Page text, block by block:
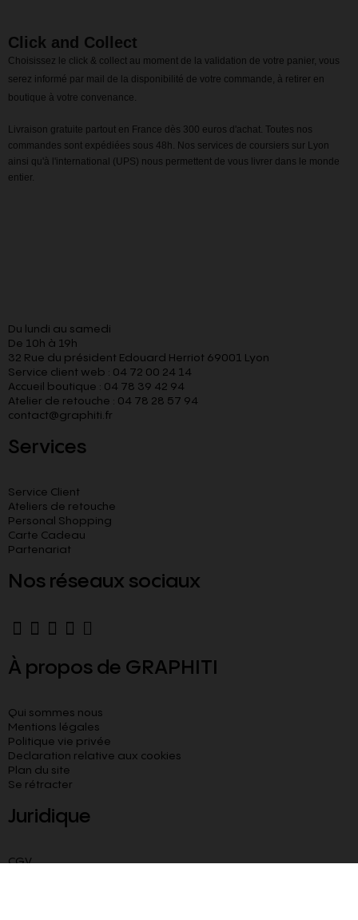
Click and Collect
Choisissez le click & collect au moment de la validation de votre panier, vous
serez informé par mail de la disponibilité de votre commande, à retirer en
boutique à votre convenance.
Livraison gratuite partout en France dès 300 euros d'achat. Toutes nos
commandes sont expédiées sous 48h. Nos services de coursiers sur Lyon
ainsi qu'à l'international (UPS) nous permettent de vous livrer dans le monde
entier.
Du lundi au samedi
De 10h à 19h
32 Rue du président Edouard Herriot 69001 Lyon
Service client web : 04 72 00 24 14
Accueil boutique : 04 78 39 42 94
Atelier de retouche : 04 78 28 57 94
contact@graphiti.fr
Services
Service Client
Ateliers de retouche
Personal Shopping
Carte Cadeau
Partenariat
Nos réseaux sociaux
À propos de GRAPHITI
Qui sommes nous
Mentions légales
Politique vie privée
Declaration relative aux cookies​
Plan du site
Se rétracter
Juridique
CGV